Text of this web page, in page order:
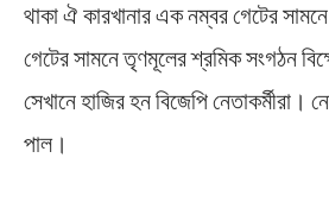
থাকা ঐ কারখানার এক নম্বর গেটের
গেটের সামনে তৃণমূলের শ্রমিক সংগঠন
সেখানে হাজির হন বিজেপি নেতাকর্মীরা।
পাল।